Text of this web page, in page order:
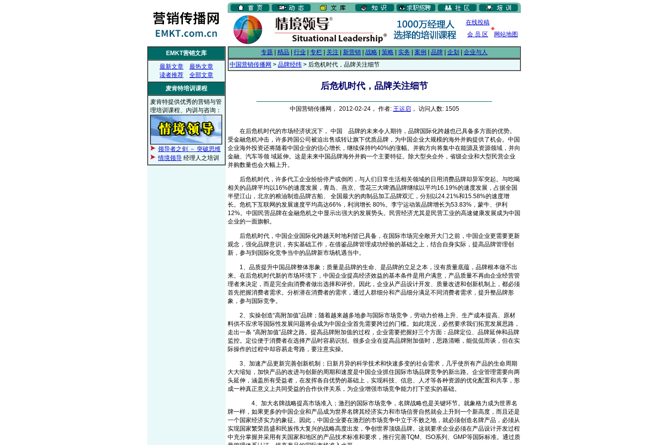
在线投稿
会 员 区
网站地图
EMKT营销文库
最新文章
最热文章
读者推荐
全部文章
麦肯特培训课程
麦肯特提供优秀的营销与管
理培训课程、内训与咨询：
领导者之剑 － 突破思维
情境领导 经理人之培训
专题 精品 行业 专栏 关注 新营销 战略 策略 实务 案例 品牌 企划
企业与人
中国营销传播网 > 品牌经纬 > 后危机时代，品牌关注细节
后危机时代，品牌关注细节
中国营销传播网， 2012-02-24， 作者: 王运启 ， 访问人数: 1505
在后危机时代的市场经济状况下， 中国
品牌的未来令人期待，品牌国际化跨越也已具备多方面的优势。
受金融危机冲击，许多跨国公司被迫出售或转让旗下优质品牌，为中国企业大规模的海外并购提供了机会。中国
企业海外投资还将随着中国企业的信心增长，继续保持约40%的涨幅。并购方向将集中在能源及资源领域，并向
金融、汽车等领 域延伸。这是未来中国品牌海外并购一个主要特征。除大型央企外，省级企业和大型民营企业
并购数量也会大幅上升。
后危机时代，许多代工企业纷纷停产或倒闭，与人们日常生活相关领域的日用消费品牌却异军突起。与吃喝
相关的品牌平均以16%的速度发展，青岛、燕京、雪花三大啤酒品牌继续以平均16.19%的速度发展，占据全国
半壁江山，北京的粮油制造品牌古船、 全国最大的肉制品加工品牌双汇，分别以24.21%和15.58%的速度增
长。危机下互联网的发展速度平均高达66%，利润增长 80%。李宁运动装品牌增长为53.83%，蒙牛、伊利
12%。中国民营品牌在金融危机之中显示出强大的发展势头。民营经济尤其是民营工业的高速健康发展成为中国
企业的一面旗帜。
后危机时代，中国企业国际化跨越天时地利皆已具备，在国际市场完全敞开大门之前，中国企业更需要更新
观念，强化品牌意识，夯实基础工作，在借鉴品牌管理成功经验的基础之上，结合自身实际，提高品牌管理创
新，参与到国际化竞争当中的品牌新市场机遇当中。
1、品质提升中国品牌整体形象；质量是品牌的生命、是品牌的立足之本，没有质量底蕴，品牌根本做不出
来。在后危机时代新的市场环境下，中国企业提高经济效益的基本条件是用户满意，产品质量不再由企业经营管
理者来决定，而是完全由消费者做出选择和评价。因此，企业从产品设计开发、质量改进和创新机制上，都必须
首先把握消费者需求。分析潜在消费者的需求，通过人群细分和产品细分满足不同消费者需求，提升整品牌形
象，参与国际竞争。
2、实操创造“高附加值”品牌；随着越来越多地参与国际市场竞争，劳动力价格上升、生产成本提高、原材
料供不应求等国际性发展问题将会成为中国企业首先需要跨过的门槛。如此境况，必然要求我们拓宽发展思路，
走出一条 “高附加值”品牌之路。提高品牌附加值的过程，企业需要把握好三个方面：品牌定位、品牌延伸和品牌
监控。定位便于消费者在选择产品时容易识别。很多企业在提高品牌附加值时，思路清晰，能侃侃而谈，但在实
际操作的过程中却容易走弯路，要注意实操。
3、加速产品更新完善创新机制；日新月异的科学技术和快速多变的社会需求，几乎使所有产品的生命周期
大大缩短，加快产品的改进与创新的周期和速度是中国企业抓住国际市场品牌竞争的新出路。企业管理需要向两
头延伸，涵盖所有受益者，在发挥各自优势的基础上，实现科技、信息、人才等各种资源的优化配置和共享，形
成一种真正意义上共同受益的合作伙伴关系，为企业增强市场竞争能力打下坚实的基础。
4、加大名牌战略提高市场准入；激烈的国际市场竞争，名牌战略也是关键环节。就象格力成为世界名
牌一样，如果更多的中国企业和产品成为世界名牌其经济实力和市场信誉自然就会上升到一个新高度，而且还是
一个国家经济实力的象征。因此，中国企业要在激烈的市场竞争中立于不败之地，就必须创造名牌产品，必须从
实现国家繁荣昌盛和民族伟大复兴的战略高度出发，争创世界顶级品牌。这就要求企业必须在产品设计开发过程
中充分掌握并采用有关国家和地区的产品技术标准和要求，推行完善TQM、ISO系列、GMP等国际标准。通过质